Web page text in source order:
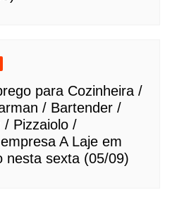
para Cozinheira /
/ Bartender /
/ Pizzaiolo /
A Laje em
nesta sexta (05/09)